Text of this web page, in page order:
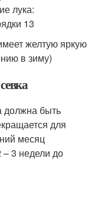
желтую яркую
в зиму)
должна быть
для
месяц
3 недели до